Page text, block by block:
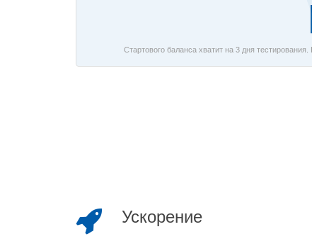
Стартового баланса хватит на 3 дня тестирования.
Ускорение